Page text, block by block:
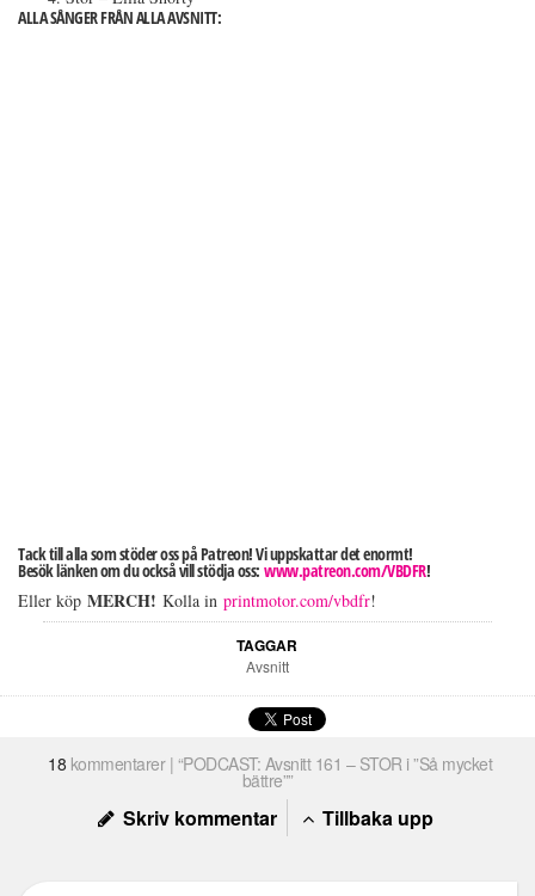
ALLA SÅNGER FRÅN ALLA AVSNITT:
Tack till alla som stöder oss på Patreon! Vi uppskattar det enormt!
Besök länken om du också vill stödja oss: www.patreon.com/VBDFR!
Eller köp MERCH! Kolla in printmotor.com/vbdfr!
TAGGAR
Avsnitt
18 kommentarer | “PODCAST: Avsnitt 161 – STOR i ”Så mycket
bättre””
Skriv kommentar Tillbaka upp